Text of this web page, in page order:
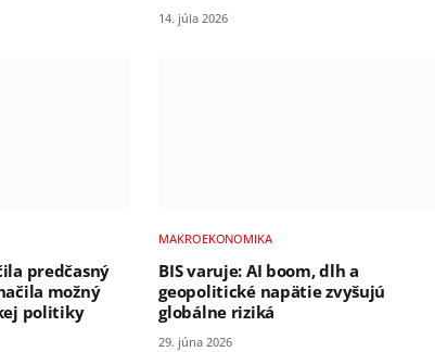
14. júla 2026
predčasný
možný
politiky
MAKROEKONOMIKA
BIS varuje: AI boom, dlh a
geopolitické napätie zvyšujú
globálne riziká
29. júna 2026